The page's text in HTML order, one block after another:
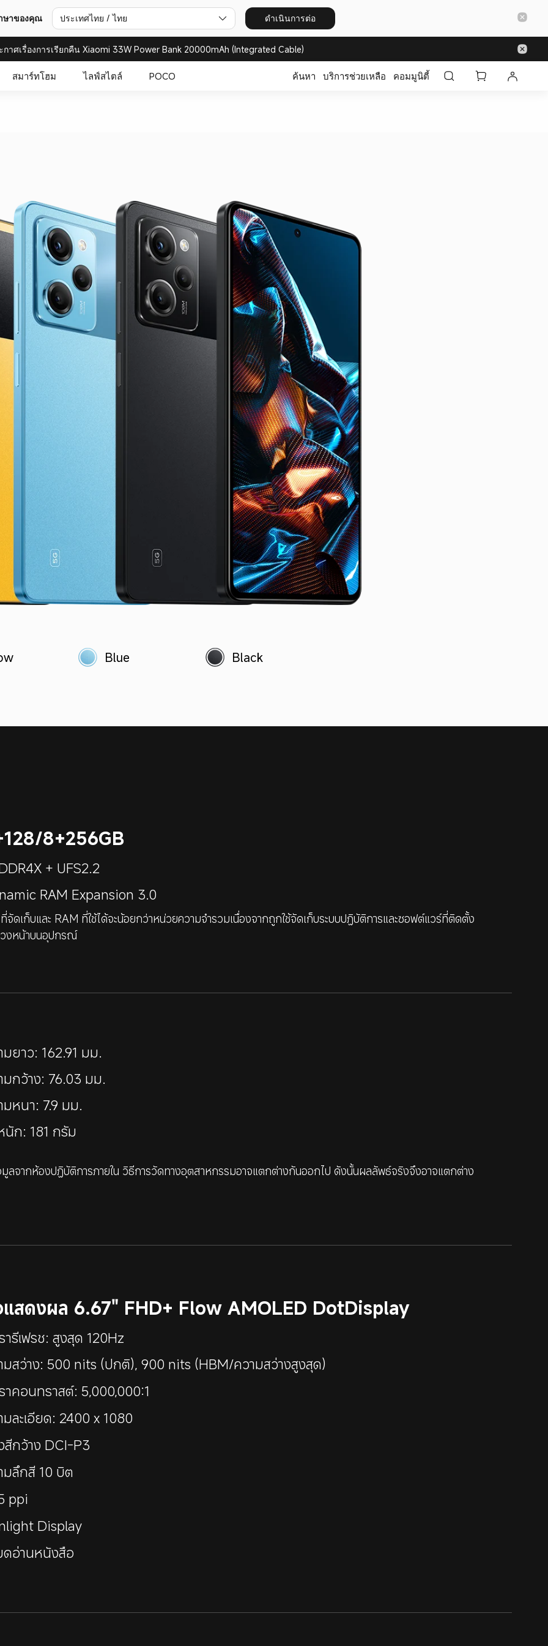
ษาของคุณ ประเทศไทย / ไทย ดำเนินการต่อ
าศเรื่องการเรียกคืน Xiaomi 33W Power Bank 20000mAh (Integrated Cable)
สมาร์ทโฮม ไลฟ์สไตล์ POCO ค้นหา บริการช่วยเหลือ คอมมูนิตี้
Blue Black
8+256GB
+ UFS2.2
RAM Expansion 3.0
จัดเก็บและ RAM ที่ใช้ได้จะน้อยกว่าหน่วยความจำรวมเนื่องจากถูกใช้จัดเก็บระบบปฏิบัติการและซอฟต์แวร์ที่ติดตั้ง
งหน้าบนอุปกรณ์
มยาว: 162.91 มม.
มกว้าง: 76.03 มม.
มหนา: 7.9 มม.
นัก: 181 กรัม
ลจากห้องปฏิบัติการภายใน วิธีการวัดทางอุตสาหกรรมอาจแตกต่างกันออกไป ดังนั้นผลลัพธ์จริงจึงอาจแตกต่าง
สดงผล 6.67" FHD+ Flow AMOLED DotDisplay
ารีเฟรช: สูงสุด 120Hz
มสว่าง: 500 nits (ปกติ), 900 nits (HBM/ความสว่างสูงสุด)
าคอนทราสต์: 5,000,000:1
มละเอียด: 2400 x 1080
สีกว้าง DCI-P3
มลึกสี 10 บิต
ppi
Display
ดอ่านหนังสือ